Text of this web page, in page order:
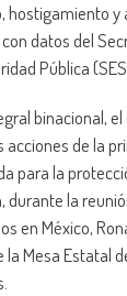
hostigamiento y
datos del
Pública
binacional,
de la
para la
la
en México,
Mesa Estatal